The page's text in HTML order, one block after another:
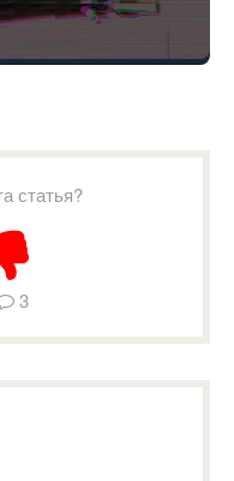
статья?
3